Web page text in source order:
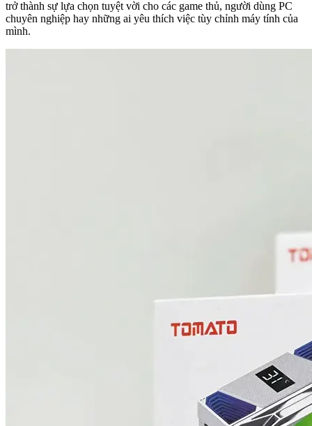
trở thành sự lựa chọn tuyệt vời cho các game thủ, người dùng PC
chuyên nghiệp hay những ai yêu thích việc tùy chỉnh máy tính của
mình.